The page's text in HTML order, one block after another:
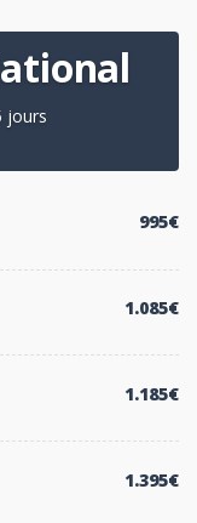
jours
995€
1.085€
1.185€
1.395€